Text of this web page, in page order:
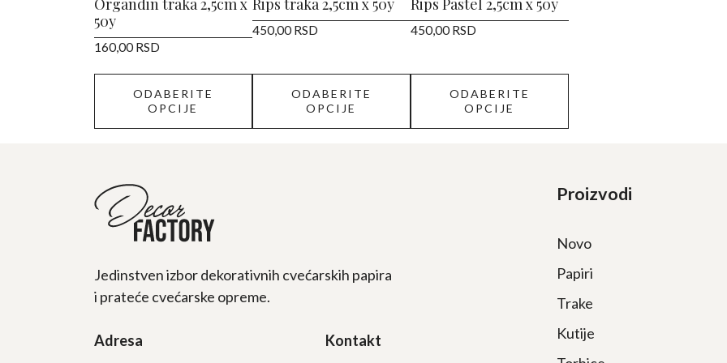
50y
160,00 RSD
ODABERITE
OPCIJE
na
stranici
450,00 RSD
ODABERITE
OPCIJE
na
stranici
450,00 RSD
ODABERITE
OPCIJE
na
Proizvodi
Novo
Papiri
Trake
Kutije
Jedinstven izbor dekorativnih cvećarskih papira
i prateće cvećarske opreme.
Adresa Kontakt